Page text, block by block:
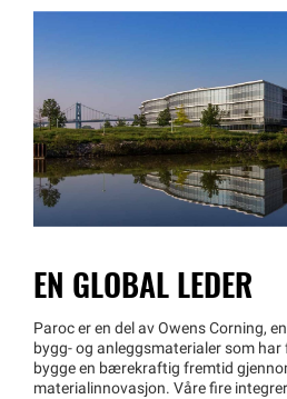
EN GLOBAL LEDER
Paroc er en del av Owens Corning,
bygg- og anleggsmaterialer som
bygge en bærekraftig fremtid
materialinnovasjon. Våre fire